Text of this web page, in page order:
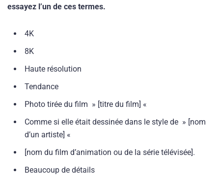
essayez l’un de ces termes.
4K
8K
Haute résolution
Tendance
Photo tirée du film » [titre du film] «
Comme si elle était dessinée dans le style de » [nom
d’un artiste] «
[nom du film d’animation ou de la série télévisée].
Beaucoup de détails